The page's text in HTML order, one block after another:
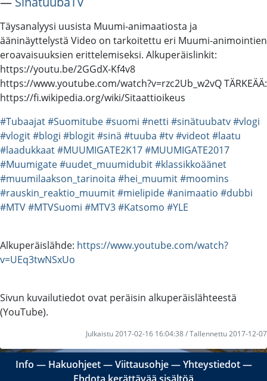
Täysanalyysi uusista Muumi-animaatiosta ja
ääninäyttelystä Video on tarkoitettu eri Muumi-animointien
eroavaisuuksien erittelemiseksi. Alkuperäislinkit:
https://youtu.be/2GGdX-Kf4v8
https://www.youtube.com/watch?v=rzc2Ub_w2vQ TÄRKEÄÄ:
https://fi.wikipedia.org/wiki/Sitaattioikeus
#Tubaajat#Suomitube#suomi #netti #sinätuubatv#vlogi
#vlogit#blogi #blogit#sinä #tuuba #tv#videot#laatu
#laadukkaat#MUUMIGATE2K17#MUUMIGATE2017
#Muumigate#uudet_muumidubit#klassikkoäänet
#muumilaakson_tarinoita #hei_muumit#moomins
#rauskin_reaktio_muumit#mielipide#animaatio #dubbi
#MTV#MTVSuomi #MTV3#Katsomo #YLE
Alkuperäislähde: https://www.youtube.com/watch?
v=UEq3twNSxUo
Sivun kuvailutiedot ovat peräisin alkuperäislähteestä
(YouTube).
Julkaistu 2017-02-16 16:04:38 / Tallennettu 2017-12-07
Info ― Hakuohjeet―Viittausohje―Yhteystiedot―